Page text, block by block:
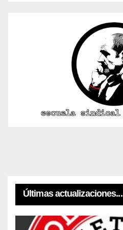
Últimas actualizaciones...